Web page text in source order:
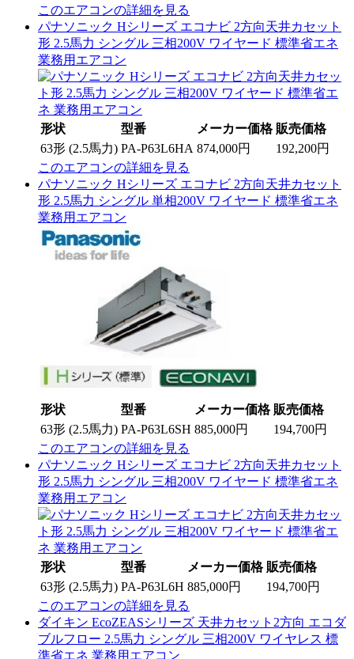
このエアコンの詳細を見る
パナソニック Hシリーズ エコナビ 2方向天井カセット
形 2.5馬力 シングル 三相200V ワイヤード 標準省エネ
業務用エアコン
形状 型番 メーカー価格 販売価格
63形 (2.5馬力) PA-P63L6HA 874,000円
192,200円
このエアコンの詳細を見る
パナソニック Hシリーズ エコナビ 2方向天井カセット
形 2.5馬力 シングル 単相200V ワイヤード 標準省エネ
業務用エアコン
形状 型番 メーカー価格 販売価格
63形 (2.5馬力) PA-P63L6SH 885,000円
194,700円
このエアコンの詳細を見る
パナソニック Hシリーズ エコナビ 2方向天井カセット
形 2.5馬力 シングル 三相200V ワイヤード 標準省エネ
業務用エアコン
形状 型番 メーカー価格 販売価格
63形 (2.5馬力) PA-P63L6H 885,000円
194,700円
このエアコンの詳細を見る
ダイキン EcoZEASシリーズ 天井カセット2方向 エコダ
ブルフロー 2.5馬力 シングル 三相200V ワイヤレス 標
準省エネ 業務用エアコン